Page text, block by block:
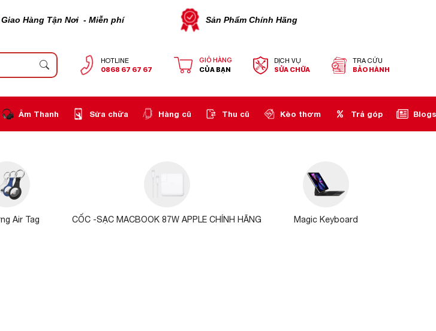
Giao Hàng Tận Nơi - Miễn phí Sản Phẩm Chính Hãng
HOTLINE
0868 67 67 67
GIỎ HÀNG
CỦA BẠN
DỊCH VỤ
SỬA CHỮA
TRA CỨU
BẢO HÀNH
Âm Thanh Sửa chữa Hàng cũ Thu cũ Kèo thơm Trả góp Blogs
Air Tag CỐC -SẠC MACBOOK 87W APPLE CHÍNH HÃNG Magic Keyboard